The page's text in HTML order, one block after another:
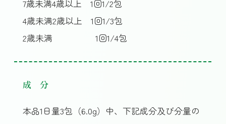
7歳未満4歳以上 1回1/2包
4歳未満2歳以上 1回1/3包
2歳未満 1回1/4包
成 分
本品1日量3包（6.0g）中、下記成分及び分量の